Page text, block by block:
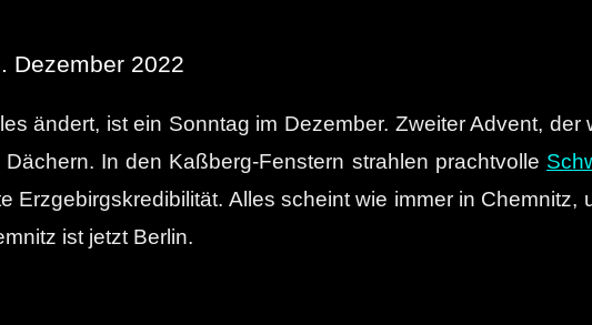
Dezember 2022
ändert, ist ein Sonntag im Dezember. Zweiter Advent,
In den Kaßberg-Fenstern strahlen prachtvolle
Erzgebirgskredibilität. Alles scheint wie immer in
ist jetzt Berlin.